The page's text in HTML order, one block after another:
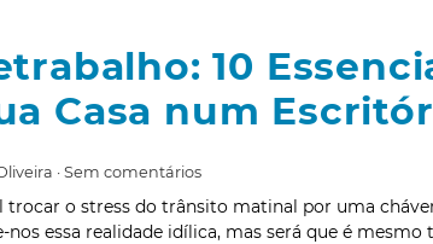
10
Casa num
Sem comentários
trocar o stress do trânsito matinal por uma
nos essa realidade idílica, mas será que é